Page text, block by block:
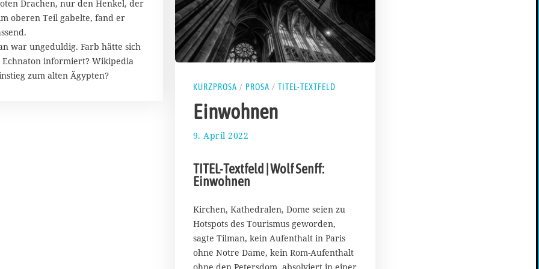
Drachen, nur den Henkel, der
oberen Teil gabelte, fand er
war ungeduldig. Farb hätte sich
informiert? Wikipedia
zum alten Ägypten?
KURZPROSA / PROSA / TITEL-TEXTFELD
Einwohnen
9. April 2022
A
p
i
l
0
2
TITEL-Textfeld | Wolf Senff:
Einwohnen
Kirchen, Kathedralen, Dome seien zu
Hotspots des Tourismus geworden,
sagte Tilman, kein Aufenthalt in Paris
ohne Notre Dame, kein Rom-Aufenthalt